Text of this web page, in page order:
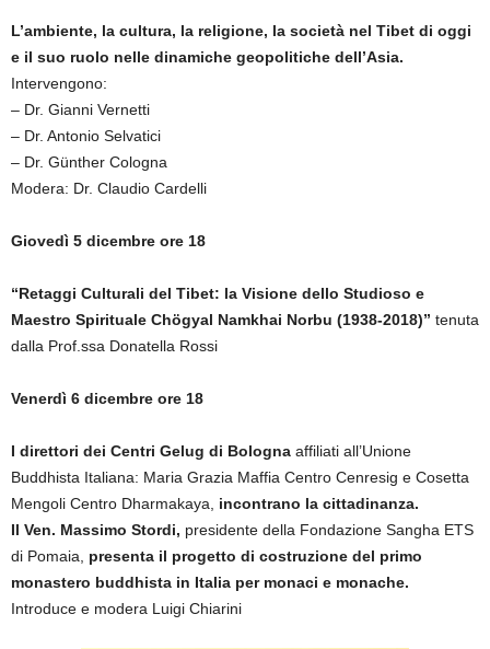
L’ambiente, la cultura, la religione, la società nel Tibet di oggi
e il suo ruolo nelle dinamiche geopolitiche dell’Asia.
Intervengono:
– Dr. Gianni Vernetti
– Dr. Antonio Selvatici
– Dr. Günther Cologna
Modera: Dr. Claudio Cardelli
Giovedì 5 dicembre ore 18
“Retaggi Culturali del Tibet: la Visione dello Studioso e
Maestro Spirituale Chögyal Namkhai Norbu (1938-2018)” tenuta
dalla Prof.ssa Donatella Rossi
Venerdì 6 dicembre ore 18
I direttori dei Centri Gelug di Bologna affiliati all’Unione
Buddhista Italiana: Maria Grazia Maffia Centro Cenresig e Cosetta
Mengoli Centro Dharmakaya, incontrano la cittadinanza.
Il Ven. Massimo Stordi, presidente della Fondazione Sangha ETS
di Pomaia, presenta il progetto di costruzione del primo
monastero buddhista in Italia per monaci e monache.
Introduce e modera Luigi Chiarini